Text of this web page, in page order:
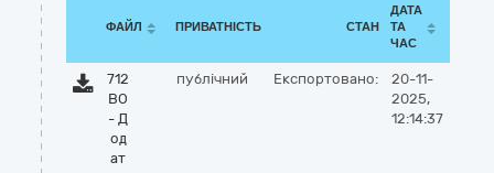
ФАЙЛ ПРИВАТНІСТЬ СТАН
ДАТА
ТА
ЧАС
712
ВО
- Д
од
ат
публічний Експортовано:
20-11-
2025,
12:14:37